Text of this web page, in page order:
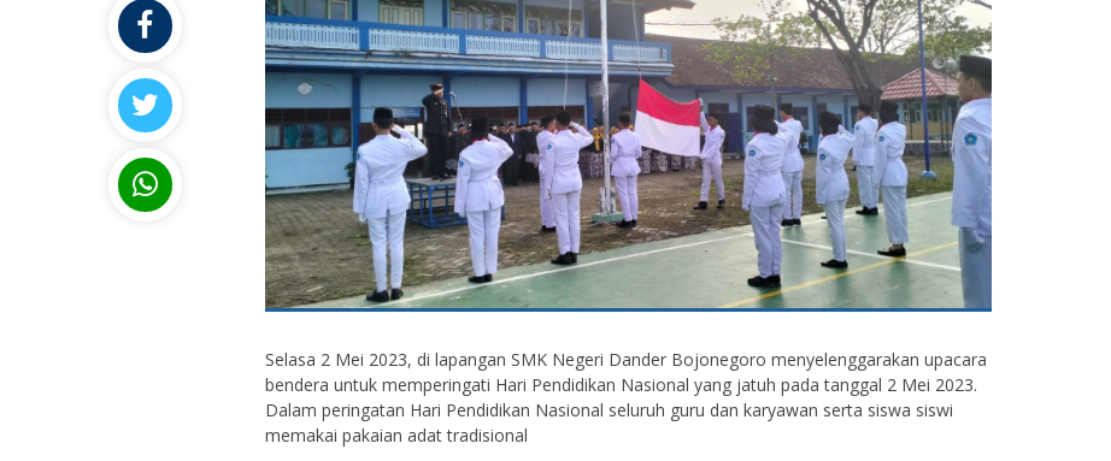
Selasa 2 Mei 2023, di lapangan SMK Negeri Dander Bojonegoro menyelenggarakan upacara
bendera untuk memperingati Hari Pendidikan Nasional yang jatuh pada tanggal 2 Mei 2023.
Dalam peringatan Hari Pendidikan Nasional seluruh guru dan karyawan serta siswa siswi
memakai pakaian adat tradisional